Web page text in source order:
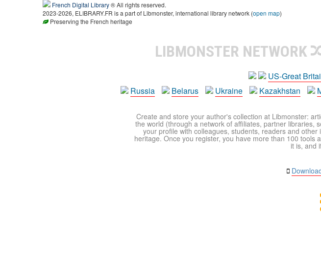
French Digital Library® All rights reserved.
2023-2026, ELIBRARY.FR is a part of Libmonster, international library network (open map)
Preserving the French heritage
LIBMONSTER NETWORK
US-Great
Russia
Belarus Ukraine Kazakhstan
Create and store your author's collection at Libmonster:
the world (through a network of affiliates, partner libraries,
your profile with colleagues, students, readers and
heritage. Once you register, you have more than 100
it is, and